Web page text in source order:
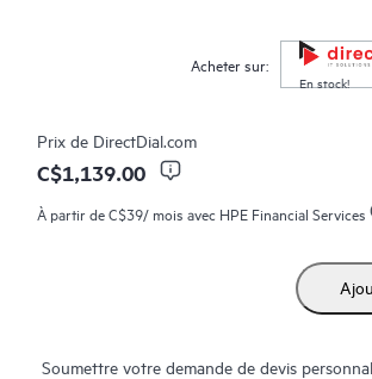
Acheter sur:
En stock!
Prix de DirectDial.com
C$1,139.00
À partir deC$39/ mois avec HPE Financial Services
Soumettre votre demande de devis